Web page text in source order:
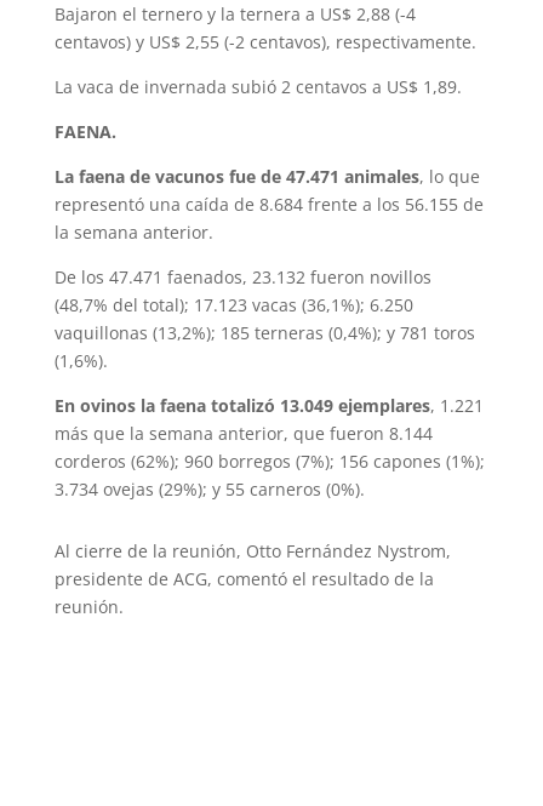
Bajaron el ternero y la ternera a US$ 2,88 (-4
centavos) y US$ 2,55 (-2 centavos), respectivamente.
La vaca de invernada subió 2 centavos a US$ 1,89.
FAENA.
La faena de vacunos fue de 47.471 animales, lo que
representó una caída de 8.684 frente a los 56.155 de
la semana anterior.
De los 47.471 faenados, 23.132 fueron novillos
(48,7% del total); 17.123 vacas (36,1%); 6.250
vaquillonas (13,2%); 185 terneras (0,4%); y 781 toros
(1,6%).
En ovinos la faena totalizó 13.049 ejemplares, 1.221
más que la semana anterior, que fueron 8.144
corderos (62%); 960 borregos (7%); 156 capones (1%);
3.734 ovejas (29%); y 55 carneros (0%).
Al cierre de la reunión, Otto Fernández Nystrom,
presidente de ACG, comentó el resultado de la
reunión.